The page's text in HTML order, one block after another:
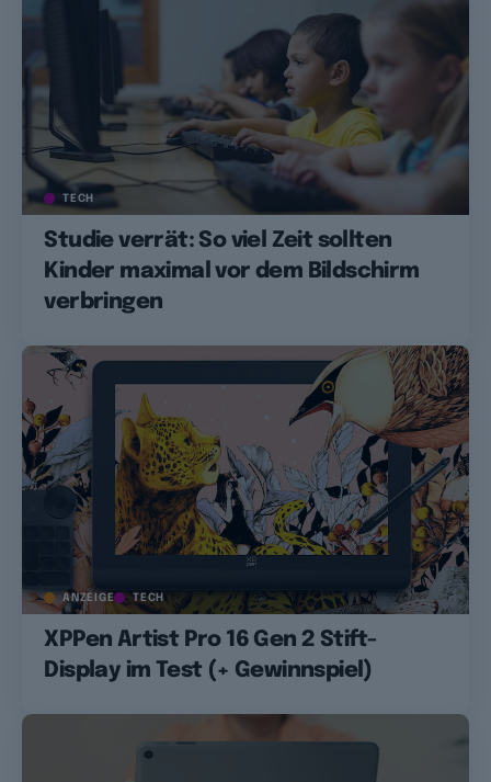
TECH
Studie verrät: So viel Zeit sollten
Kinder maximal vor dem Bildschirm
verbringen
ANZEIGE TECH
XPPen Artist Pro 16 Gen 2 Stift-
Display im Test (+ Gewinnspiel)